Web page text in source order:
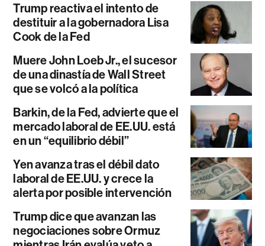
Trump reactiva el intento de
destituir a la gobernadora Lisa
Cook de la Fed
Muere John Loeb Jr., el sucesor
de una dinastía de Wall Street
que se volcó a la política
Barkin, de la Fed, advierte que el
mercado laboral de EE.UU. está
en un “equilibrio débil”
Yen avanza tras el débil dato
laboral de EE.UU. y crece la
alerta por posible intervención
Trump dice que avanzan las
negociaciones sobre Ormuz